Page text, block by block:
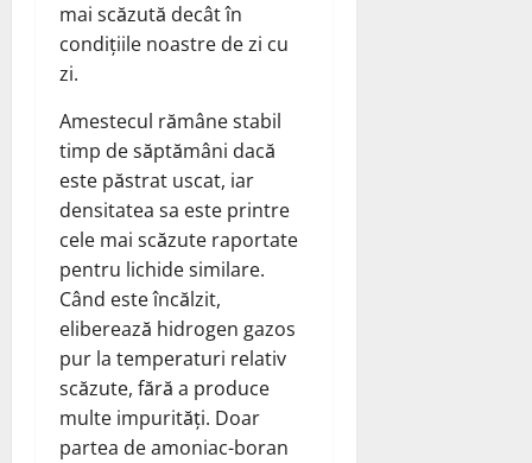
mai scăzută decât în
condițiile noastre de zi cu
zi.
Amestecul rămâne stabil
timp de săptămâni dacă
este păstrat uscat, iar
densitatea sa este printre
cele mai scăzute raportate
pentru lichide similare.
Când este încălzit,
eliberează hidrogen gazos
pur la temperaturi relativ
scăzute, fără a produce
multe impurități. Doar
partea de amoniac-boran